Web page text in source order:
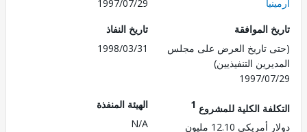
1997/07/29
الموافقة
تاريخ العرض على مجلس
التنفيذيين)
1997/
تاريخ النفاذ
1998/03/31
الكلية للمشروع1
12.10 مليون
الهيئة المنفذة